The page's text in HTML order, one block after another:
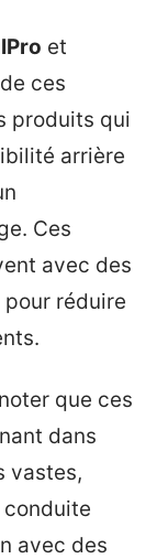
et
ces
produits qui
arrière
Ces
avec des
réduire
que ces
dans
vastes,
avec des